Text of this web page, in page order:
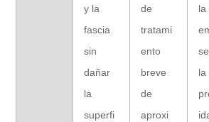
y la
fascia
sin
dañar
la
superfi
de
tratami
ento
breve
de
aproxi
la
la